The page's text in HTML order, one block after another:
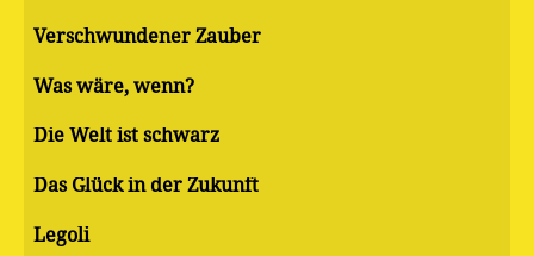
Verschwundener Zauber
Was wäre, wenn?
Die Welt ist schwarz
Das Glück in der Zukunft
Legoli